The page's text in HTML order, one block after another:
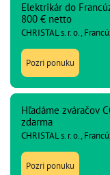
Elektrikár do
800 € netto
CHRISTAL s. r. o.,
Pozri ponuku
Hľadáme zváračov
zdarma
CHRISTAL s. r. o.,
Pozri ponuku